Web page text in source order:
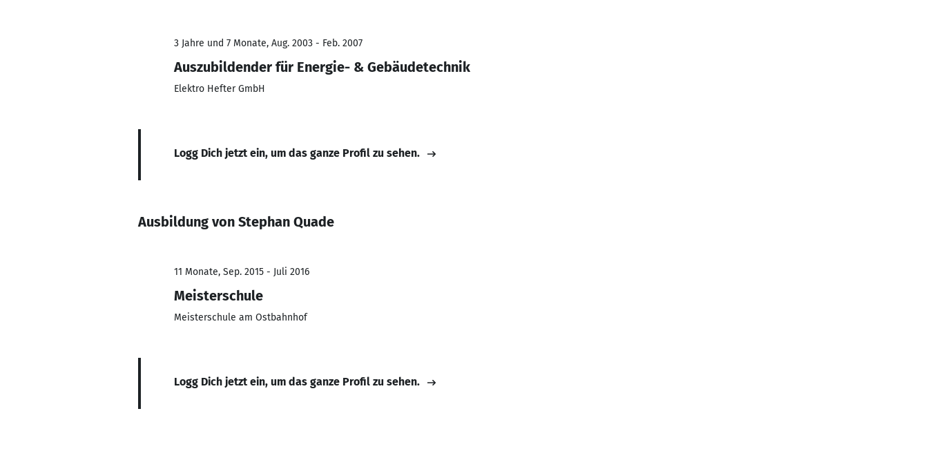
3 Jahre und 7 Monate, Aug. 2003 - Feb. 2007
Auszubildender für Energie- & Gebäudetechnik
Elektro Hefter GmbH
Logg Dich jetzt ein, um das ganze Profil zu sehen.
Ausbildung von Stephan Quade
11 Monate, Sep. 2015 - Juli 2016
Meisterschule
Meisterschule am Ostbahnhof
Logg Dich jetzt ein, um das ganze Profil zu sehen.